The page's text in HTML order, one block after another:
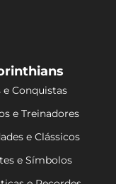
e Conquistas
e Treinadores
e Clássicos
e Símbolos